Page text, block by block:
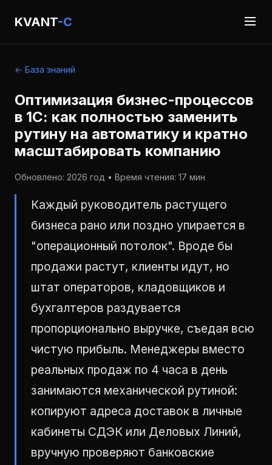
KVANT-C
← База знаний
Оптимизация бизнес-процессов
в 1С: как полностью заменить
рутину на автоматику и кратно
масштабировать компанию
Обновлено: 2026 год • Время чтения: 17 мин
Каждый руководитель растущего
бизнеса рано или поздно упирается в
"операционный потолок". Вроде бы
продажи растут, клиенты идут, но
штат операторов, кладовщиков и
бухгалтеров раздувается
пропорционально выручке, съедая всю
чистую прибыль. Менеджеры вместо
реальных продаж по 4 часа в день
занимаются механической рутиной:
копируют адреса доставок в личные
кабинеты СДЭК или Деловых Линий,
вручную проверяют банковские